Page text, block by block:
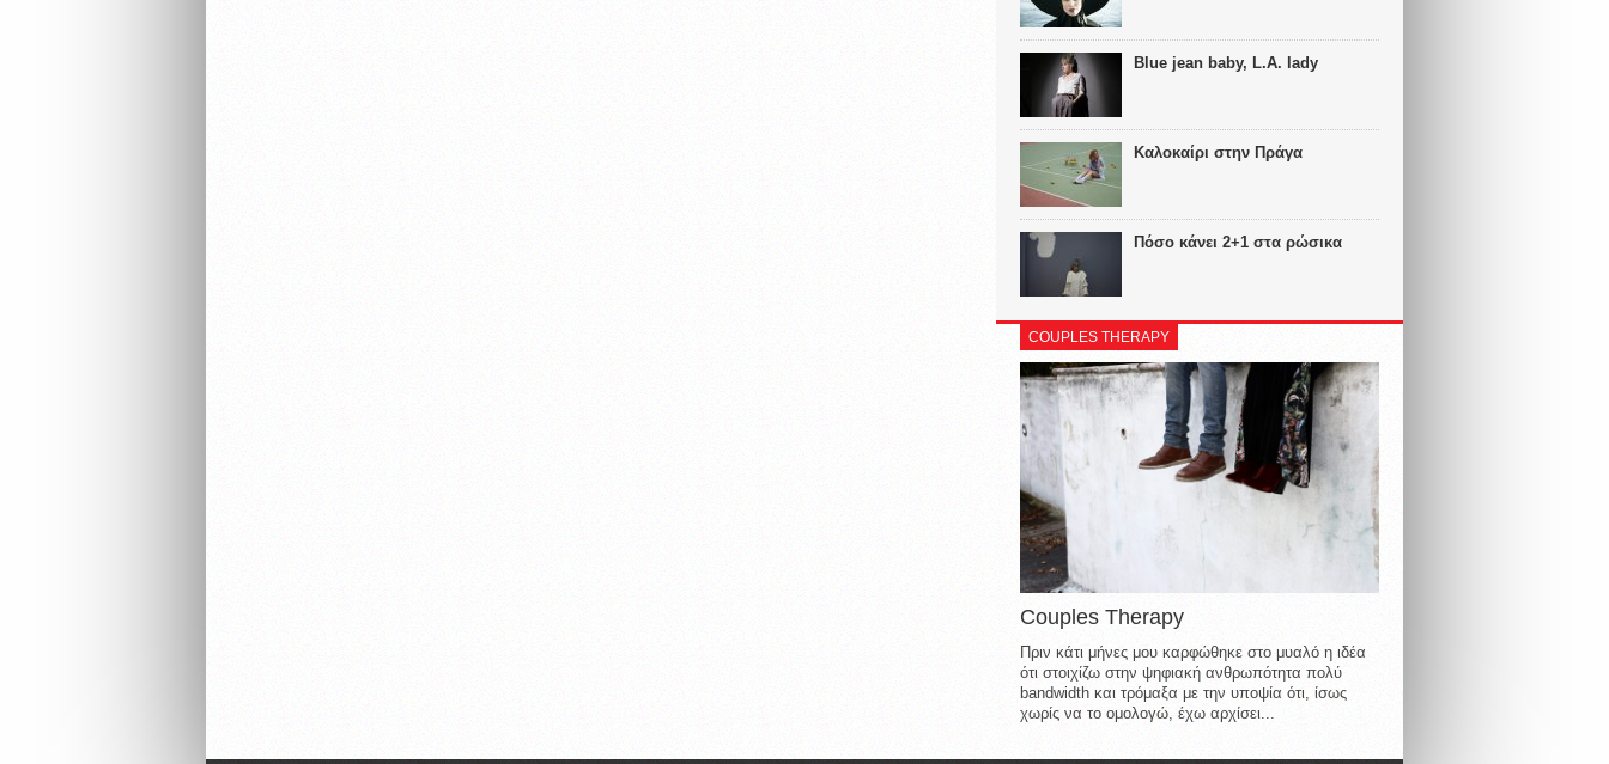
Blue jean baby, L.A. lady
Καλοκαίρι στην Πράγα
Πόσο κάνει 2+1 στα ρώσικα
COUPLES THERAPY
Couples Therapy
Πριν κάτι μήνες μου καρφώθηκε στο μυαλό η ιδέα
ότι στοιχίζω στην ψηφιακή ανθρωπότητα πολύ
bandwidth και τρόμαξα με την υποψία ότι, ίσως
χωρίς να το ομολογώ, έχω αρχίσει...